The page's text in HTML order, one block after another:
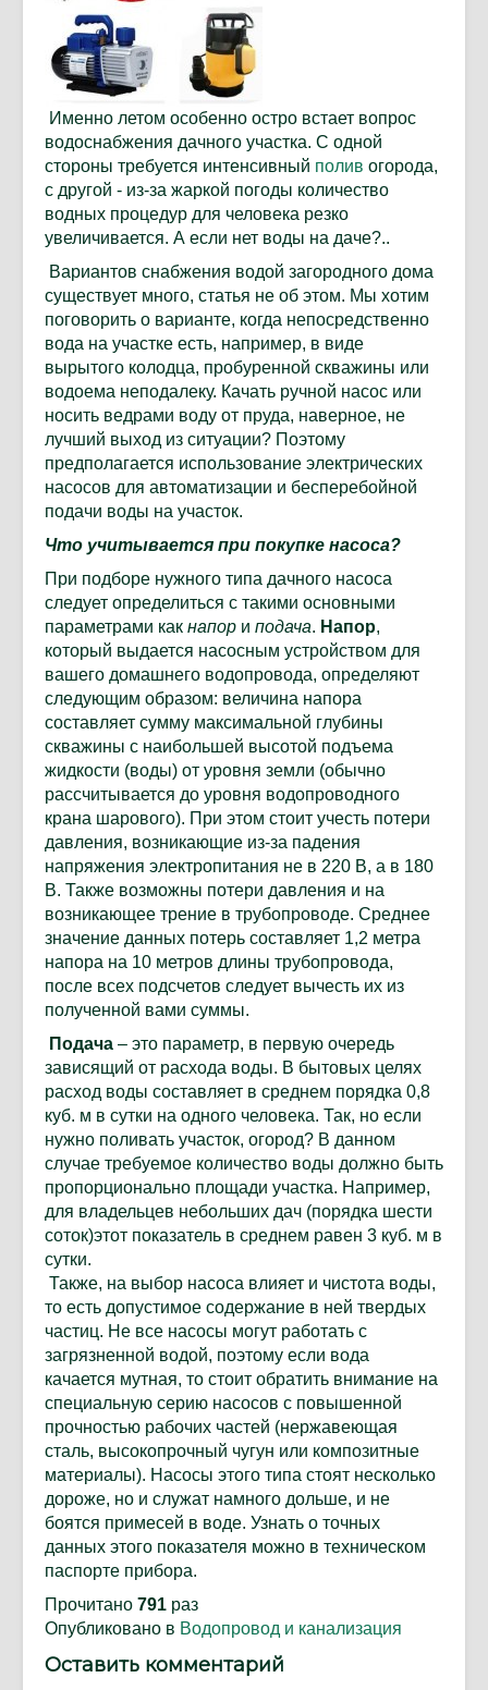
Именно летом особенно остро встает вопрос
водоснабжения дачного участка. С одной
стороны требуется интенсивный полив огорода,
с другой - из-за жаркой погоды количество
водных процедур для человека резко
увеличивается. А если нет воды на даче?..
Вариантов снабжения водой загородного дома
существует много, статья не об этом. Мы хотим
поговорить о варианте, когда непосредственно
вода на участке есть, например, в виде
вырытого колодца, пробуренной скважины или
водоема неподалеку. Качать ручной насос или
носить ведрами воду от пруда, наверное, не
лучший выход из ситуации? Поэтому
предполагается использование электрических
насосов для автоматизации и бесперебойной
подачи воды на участок.
Что учитывается при покупке насоса?
При подборе нужного типа дачного насоса
следует определиться с такими основными
параметрами как напор и подача. Напор,
который выдается насосным устройством для
вашего домашнего водопровода, определяют
следующим образом: величина напора
составляет сумму максимальной глубины
скважины с наибольшей высотой подъема
жидкости (воды) от уровня земли (обычно
рассчитывается до уровня водопроводного
крана шарового). При этом стоит учесть потери
давления, возникающие из-за падения
напряжения электропитания не в 220 В, а в 180
В. Также возможны потери давления и на
возникающее трение в трубопроводе. Среднее
значение данных потерь составляет 1,2 метра
напора на 10 метров длины трубопровода,
после всех подсчетов следует вычесть их из
полученной вами суммы.
Подача – это параметр, в первую очередь
зависящий от расхода воды. В бытовых целях
расход воды составляет в среднем порядка 0,8
куб. м в сутки на одного человека. Так, но если
нужно поливать участок, огород? В данном
случае требуемое количество воды должно быть
пропорционально площади участка. Например,
для владельцев небольших дач (порядка шести
соток)этот показатель в среднем равен 3 куб. м в
сутки.
Также, на выбор насоса влияет и чистота воды,
то есть допустимое содержание в ней твердых
частиц. Не все насосы могут работать с
загрязненной водой, поэтому если вода
качается мутная, то стоит обратить внимание на
специальную серию насосов с повышенной
прочностью рабочих частей (нержавеющая
сталь, высокопрочный чугун или композитные
материалы). Насосы этого типа стоят несколько
дороже, но и служат намного дольше, и не
боятся примесей в воде. Узнать о точных
данных этого показателя можно в техническом
паспорте прибора.
Прочитано 791 раз
Опубликовано в Водопровод и канализация
Оставить комментарий